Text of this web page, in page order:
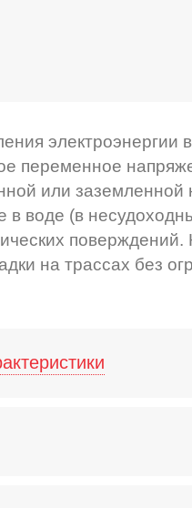
электроэнергии
переменное
или
в воде (в
поверждений.
на трассах без